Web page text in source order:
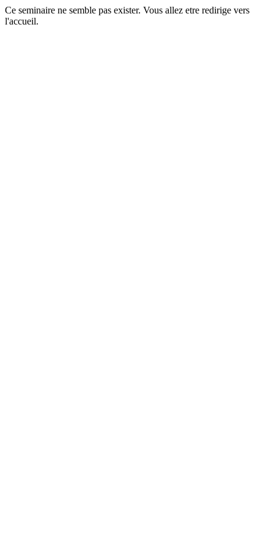
Ce seminaire ne semble pas exister. Vous allez etre redirige vers
l'accueil.